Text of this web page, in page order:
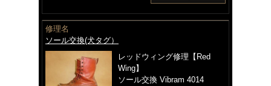
修理名
ソール交換(犬タグ）
レッドウィング修理【Red
Wing】
ソール交換 Vibram 4014